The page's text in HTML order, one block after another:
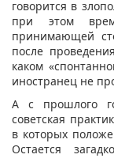
говорится в
при этом
принимающей
после
каком
иностранец не
А с прошлого
советская
в которых
Остается